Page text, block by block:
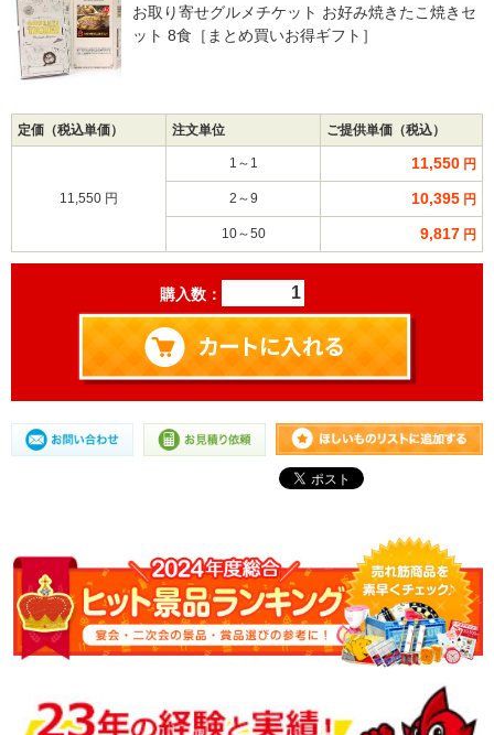
お取り寄せグルメチケット お好み焼きたこ焼きセ
ット 8食［まとめ買いお得ギフト］
定価（税込単価） 注文単位 ご提供単価（税込）
11,550 円
1～1 11,550 円
2～9 10,395 円
10～50 9,817 円
購入数：